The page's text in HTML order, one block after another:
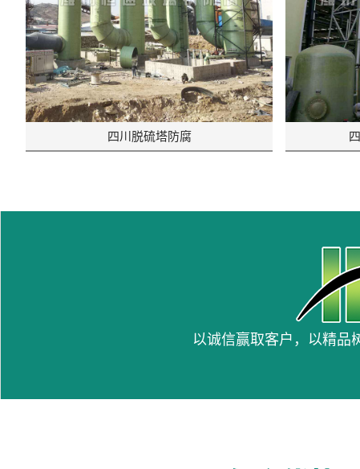
四川脱硫塔防腐
以诚信赢取客户，以精品